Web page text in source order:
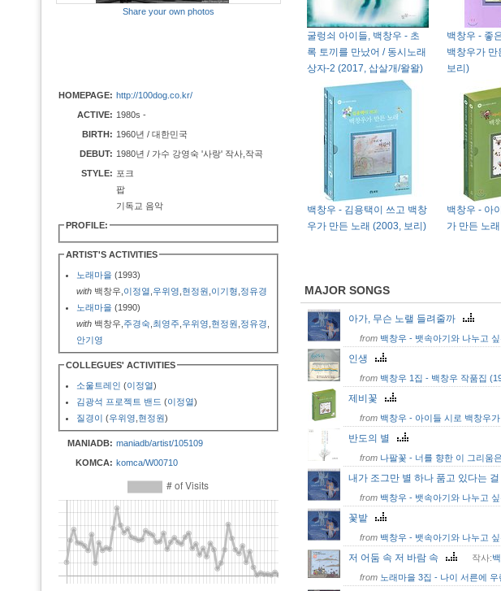
Share your own photos
HOMEPAGE: http://100dog.co.kr/
ACTIVE: 1980s -
BIRTH: 1960년 / 대한민국
DEBUT: 1980년 / 가수 강영숙 '사랑' 작사,작곡
STYLE: 포크
팝
기독교 음악
PROFILE:
ARTIST'S ACTIVITIES
노래마을 (1993)
with 백창우, 이정열 우위영 현정원 이기형 정유경
노래마을 (1990)
with 백창우, 주경숙 최영주 우위영 현정원 정유경
안기영
COLLEGUES' ACTIVITIES
소울트레인 (이정열)
김광석 프로젝트 밴드 (이정열)
질경이 (우위영 현정원)
MANIADB: maniadb/artist/105109
KOMCA: komca/W00710
굴렁쇠 아이들, 백창우 - 초
록 토끼를 만났어 / 동시노래
상자-2 (2017, 삽살개/왈왈)
백창우 - 좋
백창우가
보리)
백창우 - 김용택이 쓰고 백창
우가 만든 노래 (2003, 보리)
백창우 - 아
가 만든 노
MAJOR SONGS
아가, 무슨 노랠 들려줄까
from 백창우 - 뱃속아기와 나누고
인생
from 백창우 1집 - 백창우 작품집
제비꽃
from 백창우 - 아이들 시로 백창우
반도의 별
from 나팔꽃 - 너를 향한 이 그리움
내가 조그만 별 하나 품고 있다는
from 백창우 - 뱃속아기와 나누고
꽃밭
from 백창우 - 뱃속아기와 나누고
저 어둠 속 저 바람 속 작사:
from 노래마을 3집 - 나이 서른에